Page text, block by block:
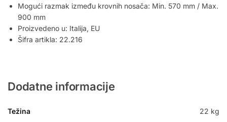
Mogući razmak između krovnih nosača: Min. 570 mm / Max.
900 mm
Proizvedeno u: Italija, EU
Šifra artikla: 22.216
Dodatne informacije
Težina 22 kg